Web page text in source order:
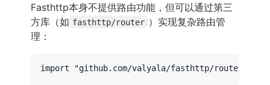
Fasthttp本身不提供路由功能，但可以通过第三
方库（如 fasthttp/router ）实现复杂路由管
理：
import "github.com/valyala/fasthttp/router"